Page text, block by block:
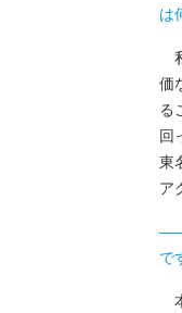
は
価
る
回
東
ア
で